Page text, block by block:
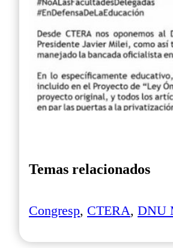
Temas relacionados
Congresp, CTERA, DNU